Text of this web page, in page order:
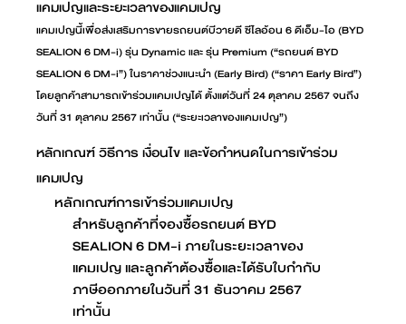
แคมเปญและระยะเวลาของแคมเปญ
แคมเปญนี้เพื่อส่งเสริมการขายรถยนต์บีวายดี ซีไลอ้อน 6 ดีเอ็ม-ไอ (BYD
SEALION 6 DM-i) รุ่น Dynamic และ รุ่น Premium (“รถยนต์ BYD
SEALION 6 DM-i”) ในราคาช่วงแนะนำ (Early Bird) (“ราคา Early Bird”)
โดยลูกค้าสามารถเข้าร่วมแคมเปญได้ ตั้งแต่วันที่ 24 ตุลาคม 2567 จนถึง
วันที่ 31 ตุลาคม 2567 เท่านั้น (“ระยะเวลาของแคมเปญ”)
หลักเกณฑ์ วิธีการ เงื่อนไข และข้อกำหนดในการเข้าร่วม
แคมเปญ
หลักเกณฑ์การเข้าร่วมแคมเปญ
สำหรับลูกค้าที่จองซื้อรถยนต์ BYD
SEALION 6 DM-i ภายในระยะเวลาของ
แคมเปญ และลูกค้าต้องซื้อและได้รับใบกำกับ
ภาษีออกภายในวันที่ 31 ธันวาคม 2567
เท่านั้น